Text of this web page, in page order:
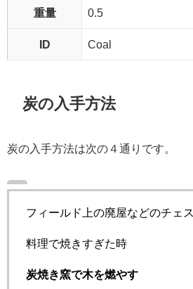
重量 0.5
ID Coal
炭の入手方法
炭の入手方法は次の４通りです。
フィールド上の廃屋などのチェ
料理で焼きすぎた時
炭焼き窯で木を燃やす